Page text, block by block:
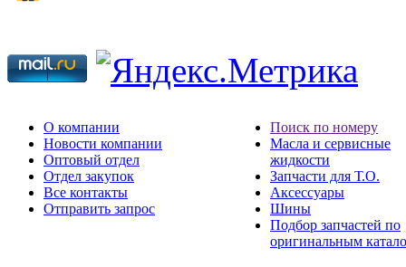
О компании
Новости компании
Оптовый отдел
Отдел закупок
Все контакты
Отправить запрос
Поиск по номеру
Масла и сервисные
жидкости
Запчасти для Т.О.
Аксессуары
Шины
Подбор запчастей по
оригинальным